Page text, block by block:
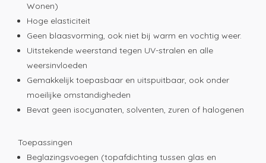
Wonen)
Hoge elasticiteit
Geen blaasvorming, ook niet bij warm en vochtig weer.
Uitstekende weerstand tegen UV-stralen en alle
weersinvloeden
Gemakkelijk toepasbaar en uitspuitbaar, ook onder
moeilijke omstandigheden
Bevat geen isocyanaten, solventen, zuren of halogenen
Toepassingen
Beglazingsvoegen (topafdichting tussen glas en